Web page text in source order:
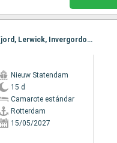
Itinerario : Rotterdam, Alesund, Trondheim, Honningsvag, Tromso, Andalsnes, Nordfjord, Lerwick, Invergordon, Dover, Rotterdam
Nieuw Statendam
15 d
Camarote estándar
Rotterdam
15/05/2027